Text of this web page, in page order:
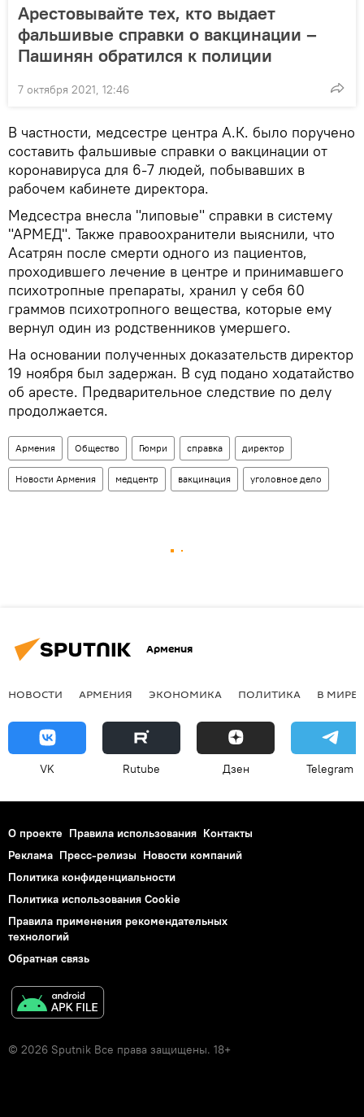
Арестовывайте тех, кто выдает
фальшивые справки о вакцинации –
Пашинян обратился к полиции
7 октября 2021, 12:46
В частности, медсестре центра А.К. было поручено
составить фальшивые справки о вакцинации от
коронавируса для 6-7 людей, побывавших в
рабочем кабинете директора.
Медсестра внесла "липовые" справки в систему
"АРМЕД". Также правоохранители выяснили, что
Асатрян после смерти одного из пациентов,
проходившего лечение в центре и принимавшего
психотропные препараты, хранил у себя 60
граммов психотропного вещества, которые ему
вернул один из родственников умершего.
На основании полученных доказательств директор
19 ноября был задержан. В суд подано ходатайство
об аресте. Предварительное следствие по делу
продолжается.
Армения Общество Гюмри справка директор
Новости Армения медцентр вакцинация уголовное дело
Армения
НОВОСТИ АРМЕНИЯ ЭКОНОМИКА ПОЛИТИКА В МИРЕ
VK Rutube Дзен Telegram
О проекте Правила использования Контакты
Реклама Пресс-релизы Новости компаний
Политика конфиденциальности
Политика использования Cookie
Правила применения рекомендательных
технологий
Обратная связь
© 2026 Sputnik Все права защищены. 18+